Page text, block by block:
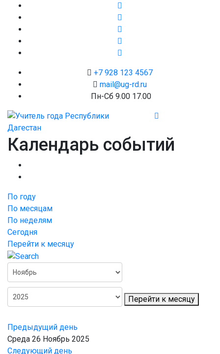
+7 928 123 4567
mail@ug-rd.ru
Пн-Сб 9.00 17.00
Календарь событий
По году
По месяцам
По неделям
Сегодня
Перейти к месяцу
Перейти к месяцу
Предыдущий день
Среда 26 Ноябрь 2025
Следующий день